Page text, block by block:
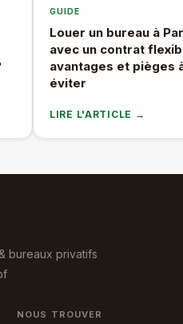
GUIDE
Louer un bureau à
avec un contrat
avantages et pièges
éviter
LIRE L'ARTICLE →
bureaux privatifs
NOUS TROUVER